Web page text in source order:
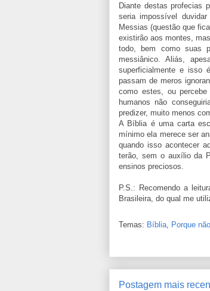
Diante destas profecias
seria impossível
Messias (questão que
existirão aos montes,
todo, bem como suas
messiânico. Aliás,
superficialmente e isso
passam de meros
como estes, ou percebe
humanos não
predizer, muito menos
A Bíblia é uma carta
mínimo ela merece ser
quando isso acontecer
terão, sem o auxílio da
ensinos preciosos.
P.S.: Recomendo a
Brasileira, do qual me
Temas: Bíblia, Porque
Postagem mais